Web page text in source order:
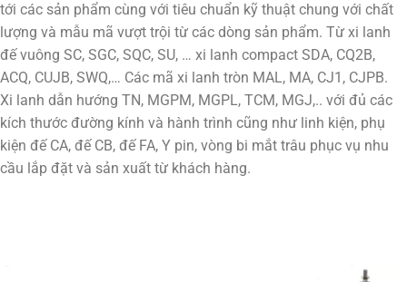
tới các sản phẩm cùng với tiêu chuẩn kỹ thuật chung với chất
lượng và mẫu mã vượt trội từ các dòng sản phẩm. Từ xi lanh
đế vuông SC, SGC, SQC, SU, … xi lanh compact SDA, CQ2B,
ACQ, CUJB, SWQ,… Các mã xi lanh tròn MAL, MA, CJ1, CJPB.
Xi lanh dẫn hướng TN, MGPM, MGPL, TCM, MGJ,.. với đủ các
kích thước đường kính và hành trình cũng như linh kiện, phụ
kiện đế CA, đế CB, đế FA, Y pin, vòng bi mắt trâu phục vụ nhu
cầu lắp đặt và sản xuất từ khách hàng.